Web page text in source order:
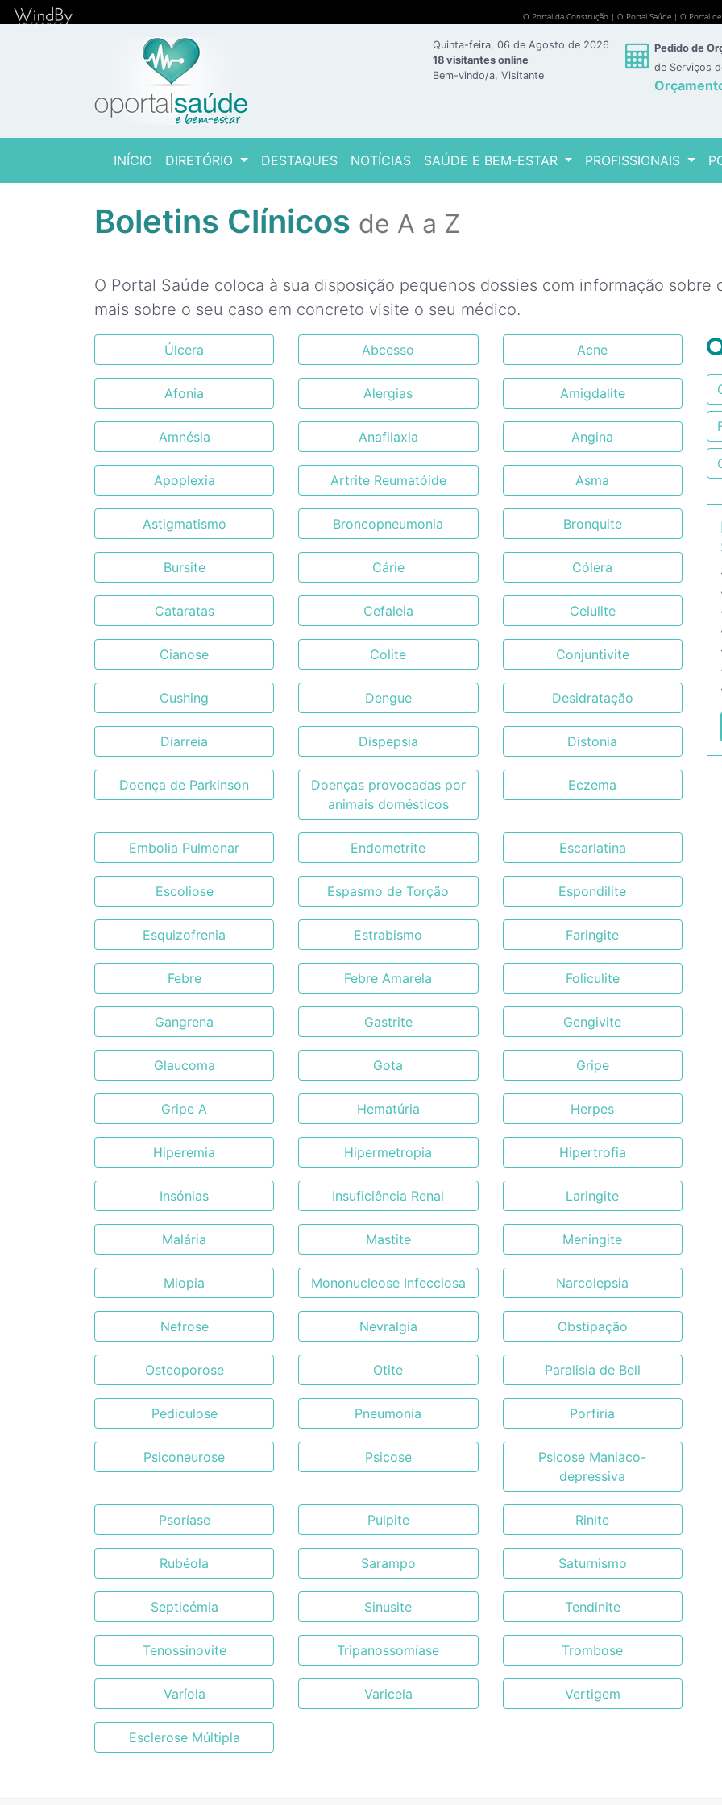
O Portal da Construção | O Portal Saúde | O Portal
Quinta-feira, 06 de Agosto de 2026
18 visitantes online
Bem-vindo/a, Visitante
Pedido de
de Serviços
INÍCIO(current)
DIRETÓRIO DESTAQUES NOTÍCIAS SAÚDE E BEM-ESTAR PROFISSIONAIS
Boletins Clínicos de A a Z
O Portal Saúde coloca à sua disposição pequenos dossies com informação sobre
mais sobre o seu caso em concreto visite o seu médico.
Úlcera Abcesso Acne
Afonia Alergias Amigdalite
Amnésia Anafilaxia Angina
Apoplexia Artrite Reumatóide Asma
Astigmatismo Broncopneumonia Bronquite
Bursite Cárie Cólera
Cataratas Cefaleia Celulite
Cianose Colite Conjuntivite
Cushing Dengue Desidratação
Diarreia Dispepsia Distonia
Doença de Parkinson
Doenças provocadas por
animais domésticos
Eczema
Embolia Pulmonar Endometrite Escarlatina
Escoliose Espasmo de Torção Espondilite
Esquizofrenia Estrabismo Faringite
Febre Febre Amarela Foliculite
Gangrena Gastrite Gengivite
Glaucoma Gota Gripe
Gripe A Hematúria Herpes
Hiperemia Hipermetropia Hipertrofia
Insónias Insuficiência Renal Laringite
Malária Mastite Meningite
Miopia Mononucleose Infecciosa Narcolepsia
Nefrose Nevralgia Obstipação
Osteoporose Otite Paralisia de Bell
Pediculose Pneumonia Porfiria
Psiconeurose Psicose
Psicose Maniaco-
depressiva
Psoríase Pulpite Rinite
Rubéola Sarampo Saturnismo
Septicémia Sinusite Tendinite
Tenossinovite Tripanossomíase Trombose
Varíola Varicela Vertigem
Esclerose Múltipla